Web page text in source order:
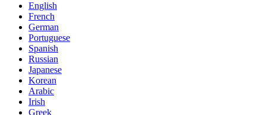
English
French
German
Portuguese
Spanish
Russian
Japanese
Korean
Arabic
Irish
Greek